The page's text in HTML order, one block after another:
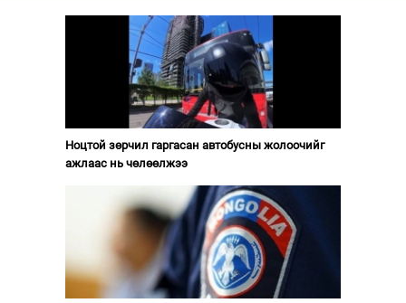
Ноцтой зөрчил гаргасан автобусны жолоочийг
ажлаас нь чөлөөлжээ